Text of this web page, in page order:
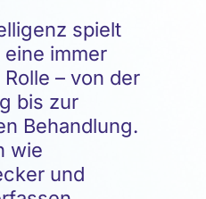
spielt
immer
– von der
bis zur
Behandlung.
wie
und